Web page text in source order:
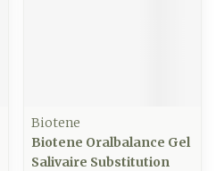
Biotene
Biotene Oralbalance Gel
Salivaire Substitution